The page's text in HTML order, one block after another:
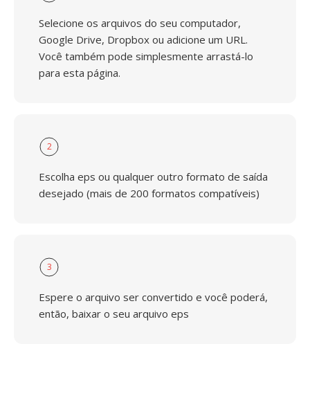
Selecione os arquivos do seu computador,
Google Drive, Dropbox ou adicione um URL.
Você também pode simplesmente arrastá-lo
para esta página.
2
Escolha eps ou qualquer outro formato de saída
desejado (mais de 200 formatos compatíveis)
3
Espere o arquivo ser convertido e você poderá,
então, baixar o seu arquivo eps